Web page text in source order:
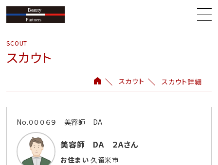
スカウト
スカウト スカウト詳細
No.０００６９ 美容師 DA
美容師 DA ２Aさん
お住まい 久留米市